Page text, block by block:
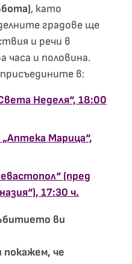
, като
градове ще
и речи в
часа и половина.
в:
Неделя“, 18:00
Марица“,
(пред
17:30 ч.
ви
покажем, че